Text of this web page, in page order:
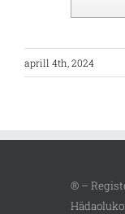
aprill 4th, 2024
® –